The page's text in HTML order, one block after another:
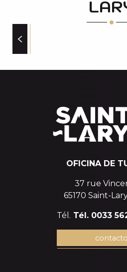
SKIMIUM SARRAT SPORT
OFICINA DE
37 rue
65170 Saint-
Tél. Tél. 0033
contacto